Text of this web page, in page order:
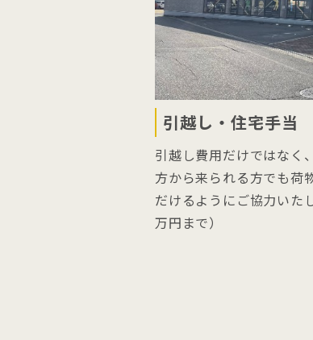
引越し・住宅手当
引越し費用だけではなく
方から来られる方でも荷
だけるようにご協力い
万円まで）